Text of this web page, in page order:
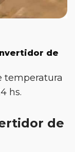
de
temperatura
hs.
de